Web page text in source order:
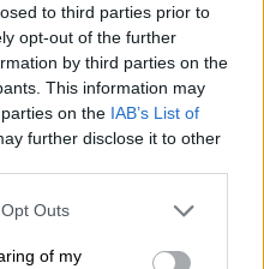
to third parties prior to
opt-out of the further
by third parties on the
This information may
on the IAB’s List of
further disclose it to other
uses one or more Google
You may click to
Outs
of my